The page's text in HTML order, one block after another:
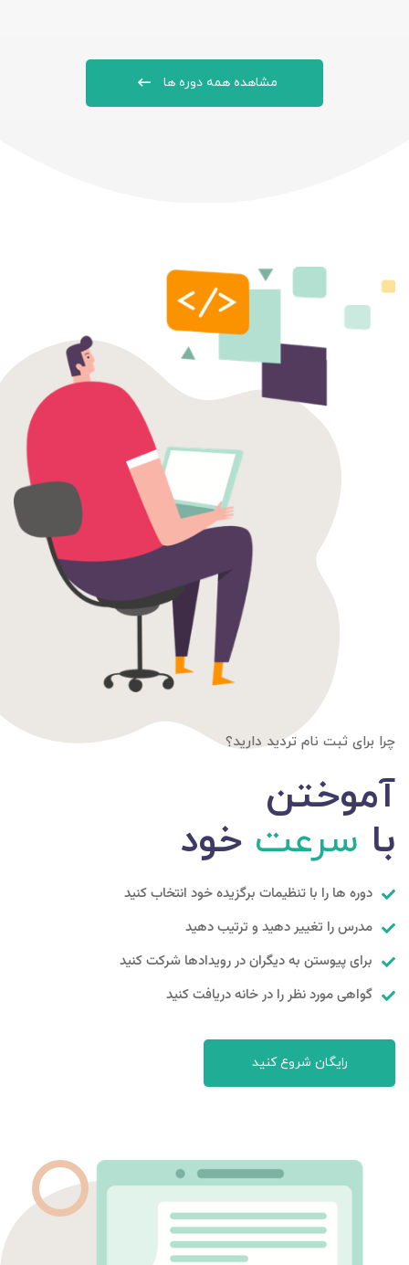
مشاهده همه دوره ها
چرا برای ثبت نام تردید دارید؟
آموختن
با سرعت خود
دوره ها را با تنظیمات برگزیده خود انتخاب کنید
مدرس را تغییر دهید و ترتیب دهید
برای پیوستن به دیگران در رویدادها شرکت کنید
گواهی مورد نظر را در خانه دریافت کنید
رایگان شروع کنید